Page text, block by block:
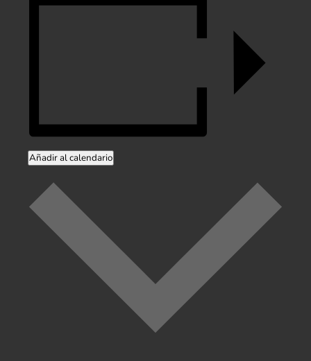
Añadir al calendario